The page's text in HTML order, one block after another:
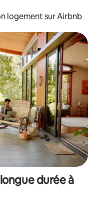
logement sur Airbnb
durée à